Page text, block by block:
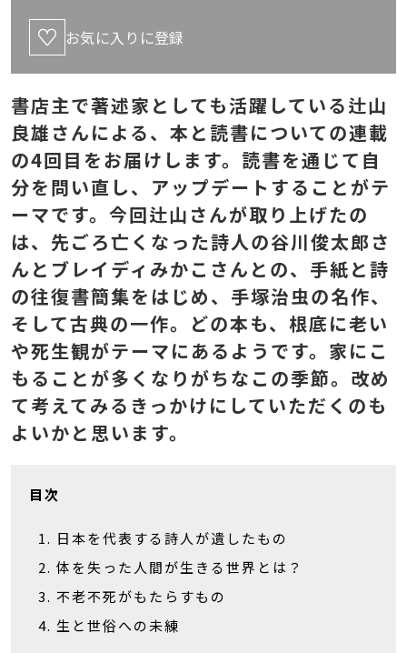
お気に入りに登録
書店主で著述家としても活躍している辻山
良雄さんによる、本と読書についての連載
の4回目をお届けします。読書を通じて自
分を問い直し、アップデートすることがテ
ーマです。今回辻山さんが取り上げたの
は、先ごろ亡くなった詩人の谷川俊太郎さ
んとブレイディみかこさんとの、手紙と詩
の往復書簡集をはじめ、手塚治虫の名作、
そして古典の一作。どの本も、根底に老い
や死生観がテーマにあるようです。家にこ
もることが多くなりがちなこの季節。改め
て考えてみるきっかけにしていただくのも
よいかと思います。
目次
日本を代表する詩人が遺したもの
体を失った人間が生きる世界とは？
不老不死がもたらすもの
生と世俗への未練